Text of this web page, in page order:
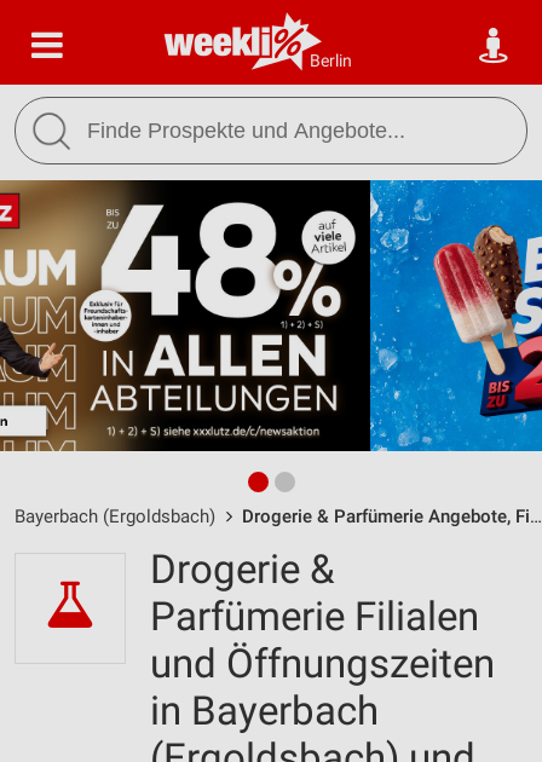
Berlin
Bayerbach (Ergoldsbach) Drogerie & Parfümerie Angebote, Filialen & Öffnungszeiten
Drogerie &
Parfümerie Filialen
und Öffnungszeiten
in Bayerbach